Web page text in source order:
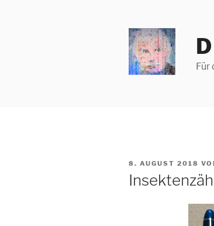
Für
VERÖFFENTLICHT
8. AUGUST 2018